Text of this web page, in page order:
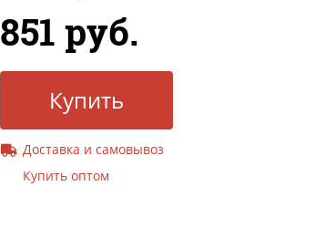
851 руб.
Купить
Доставка и самовывоз
Купить оптом